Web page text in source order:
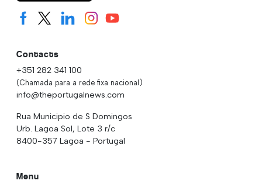
Contacts
+351 282 341 100
(Chamada para a rede fixa nacional)
info@theportugalnews.com
Rua Municipio de S Domingos
Urb. Lagoa Sol, Lote 3 r/c
8400-357 Lagoa - Portugal
Menu